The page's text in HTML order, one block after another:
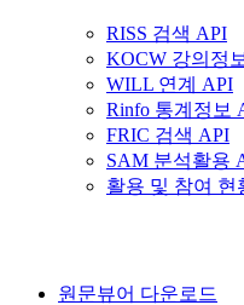
RISS 검색 API
KOCW 강의정
WILL 연계 API
Rinfo 통계정보
FRIC 검색 API
SAM 분석활용
활용 및 참여 현
원문뷰어 다운로드